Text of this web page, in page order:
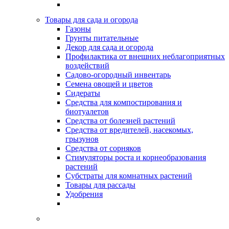
Товары для сада и огорода
Газоны
Грунты питательные
Декор для сада и огорода
Профилактика от внешних неблагоприятных
воздействий
Садово-огородный инвентарь
Семена овощей и цветов
Сидераты
Средства для компостирования и
биотуалетов
Средства от болезней растений
Средства от вредителей, насекомых,
грызунов
Средства от сорняков
Стимуляторы роста и корнеобразования
растений
Субстраты для комнатных растений
Товары для рассады
Удобрения